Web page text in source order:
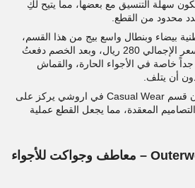
سهلة التنسيق مع بعضها، مما يتيح لكِ
محدود من القطع.
بيضاء وبنطال واسع بيج من هذا القسم،
وكانت التجربة رائعة. السعر الإجمالي 280 ريال، وبعد الخصم دفعتُ
جداً خاصة في الأجواء الحارة، والقماش
أن يتلف.
من الملاحظات المهمة أن قسم Casual Wear في اروشي يركز على
المعقدة، مما يجعل القطع عملية
الملابس الخارجية Outerwear – معاطف وجواكت للأجواء